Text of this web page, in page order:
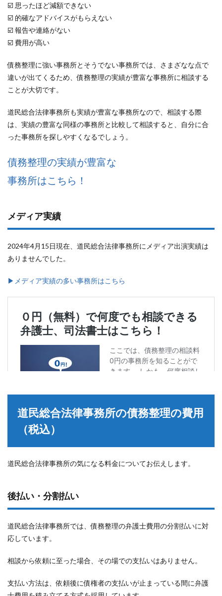
☑️ 思ったほど減額できない
☑️ 的確なアドバイスがもらえない
☑️ 報告や連絡がない
☑️ 費用が高い
債務整理に強い事務所とそうでない事務所では、さまざなな点で
違いが出てくるため、債務整理の実績が豊富な事務所に相談する
ことが大切です。
道民総合法律事務所も実績が豊富な事務所なので、相談する際
は、実績の豊富な同様の事務所と比較して相談すると、自分に合
った事務所を探しやすくなるでしょう。
債務整理の実績が豊富な
事務所はこちら！
メディア実績
2024年4月15日現在、道民総合法律事務所にメディア出演実績は
ありませんでした。
▶︎メディア実績の多い事務所はこちら
道民総合法律事務所の債務整理の費用
（税込）
道民総合法律事務所の気になる料金についてお伝えします。
後払い・分割払い
道民総合法律事務所では、債務整理の弁護士費用の分割払いに対
応しています。
相談から依頼に至った場合、その場での支払いはありません。
支払い方法は、依頼後に債権者の支払いが止まっている間に弁護